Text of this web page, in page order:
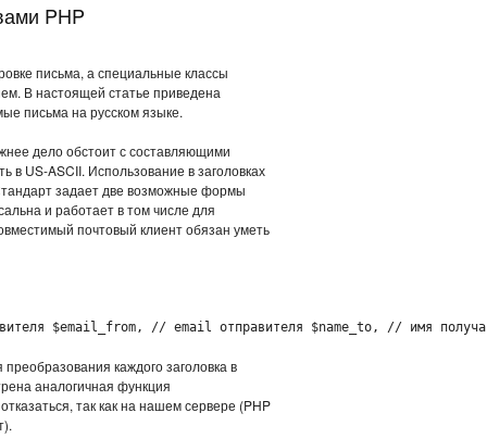
PHP
письма, а специальные классы
В настоящей статье приведена
письма на русском языке.
дело обстоит с составляющими
в US-ASCII. Использование в заголовках
задает две возможные формы
и работает в том числе для
почтовый клиент обязан уметь
$email_from, // email отправителя $name_to, //
каждого заголовка в
аналогичная функция
так как на нашем сервере (PHP